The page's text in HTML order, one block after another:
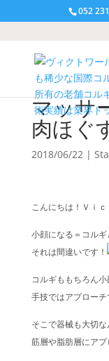
052
マッサ
肉ほぐ
2018/06/22|
こんにちは！Ｖｉｃ
小顔になる＝コルギ
それは間違いです！
コルギももちろん小
手技ではアプローチ
そこで器械も大切な
筋層や脂肪層にアプ